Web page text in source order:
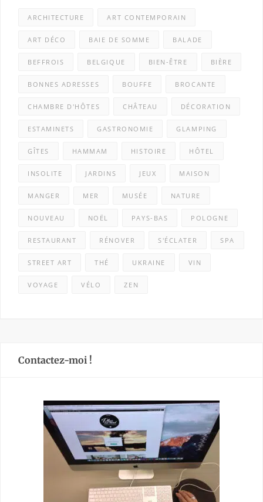
ARCHITECTURE ART CONTEMPORAIN
ART DÉCO BAIE DE SOMME BALADE
BEFFROIS BELGIQUE BIEN-ÊTRE BIÈRE
BONNES ADRESSES BOUFFE BROCANTE
CHAMBRE D'HÔTES CHÂTEAU DÉCORATION
ESTAMINETS GASTRONOMIE GLAMPING
GÎTES HAMMAM HISTOIRE HÔTEL
INSOLITE JARDINS JEUX MAISON
MANGER MER MUSÉE NATURE
NOUVEAU NOËL PAYS-BAS POLOGNE
RESTAURANT RÉNOVER S'ÉCLATER SPA
STREET ART THÉ UKRAINE VIN
VOYAGE VÉLO ZEN
Contactez-moi !